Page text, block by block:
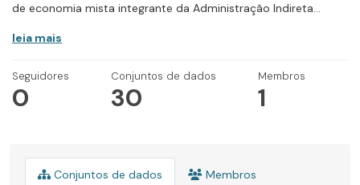
de economia mista integrante da Administração Indireta...
leia mais
Seguidores
0
Conjuntos de dados
30
Membros
1
Conjuntos de dados Membros